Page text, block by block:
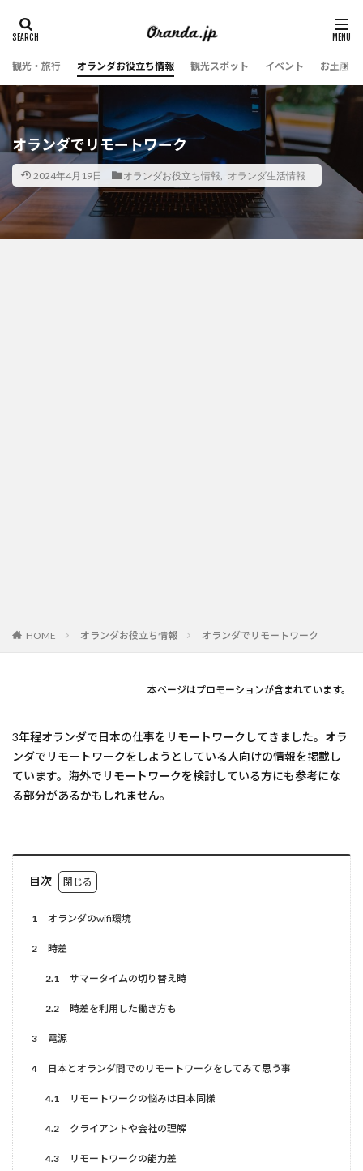
観光・旅行 オランダお役立ち情報 観光スポット イベント お土産・
オランダでリモートワーク
2024年4月19日 オランダお役立ち情報 オランダ生活情報
HOME オランダお役立ち情報 オランダでリモートワーク
本ページはプロモーションが含まれています。
3年程オランダで日本の仕事をリモートワークしてきました。オラ
ンダでリモートワークをしようとしている人向けの情報を掲載し
ています。海外でリモートワークを検討している方にも参考にな
る部分があるかもしれません。
目次
1 オランダのwifi環境
2 時差
2.1 サマータイムの切り替え時
2.2 時差を利用した働き方も
3 電源
4 日本とオランダ間でのリモートワークをしてみて思う事
4.1 リモートワークの悩みは日本同様
4.2 クライアントや会社の理解
4.3 リモートワークの能力差